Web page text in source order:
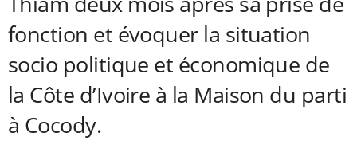
fonction et évoquer la situation
socio politique et économique de
la Côte d’Ivoire à la Maison du parti
à Cocody.